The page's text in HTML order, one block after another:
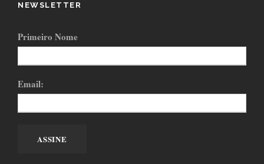
NEWSLETTER
Primeiro Nome
Email: